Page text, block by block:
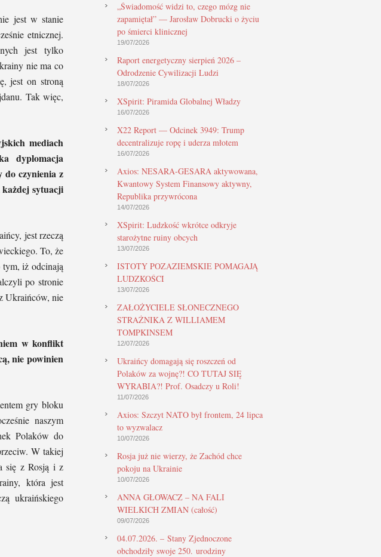
jest w stanie
etnicznej.
jest tylko
nie ma co
jest on stroną
Tak więc,
mediach
dyplomacja
do czynienia z
sytuacji
jest rzeczą
To, że
tym, iż odcinają
po stronie
Ukraińców, nie
w konflikt
nie powinien
gry bloku
naszym
Polaków do
W takiej
się z Rosją i z
która jest
ukraińskiego
„Świadomość widzi to, czego mózg nie
zapamiętał” — Jarosław Dobrucki o życiu
po śmierci klinicznej
19/07/2026
Raport energetyczny sierpień 2026 –
Odrodzenie Cywilizacji Ludzi
18/07/2026
XSpirit: Piramida Globalnej Władzy
16/07/2026
X22 Report — Odcinek 3949: Trump
decentralizuje ropę i uderza młotem
16/07/2026
Axios: NESARA-GESARA aktywowana,
Kwantowy System Finansowy aktywny,
Republika przywrócona
14/07/2026
XSpirit: Ludzkość wkrótce odkryje
starożytne ruiny obcych
13/07/2026
ISTOTY POZAZIEMSKIE POMAGAJĄ
LUDZKOŚCI
13/07/2026
ZAŁOŻYCIELE SŁONECZNEGO
STRAŻNIKA Z WILLIAMEM
TOMPKINSEM
12/07/2026
Ukraińcy domagają się roszczeń od
Polaków za wojnę?! CO TUTAJ SIĘ
WYRABIA?! Prof. Osadczy u Roli!
11/07/2026
Axios: Szczyt NATO był frontem, 24 lipca
to wyzwalacz
10/07/2026
Rosja już nie wierzy, że Zachód chce
pokoju na Ukrainie
10/07/2026
ANNA GŁOWACZ – NA FALI
WIELKICH ZMIAN (całość)
09/07/2026
04.07.2026. – Stany Zjednoczone
obchodziły swoje 250. urodziny